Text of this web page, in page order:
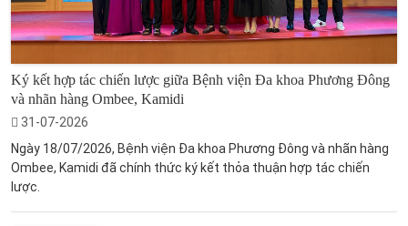
Ký kết hợp tác chiến lược giữa Bệnh viện Đa khoa Phương Đông
và nhãn hàng Ombee, Kamidi
31-07-2026
Ngày 18/07/2026, Bệnh viện Đa khoa Phương Đông và nhãn hàng
Ombee, Kamidi đã chính thức ký kết thỏa thuận hợp tác chiến
lược.